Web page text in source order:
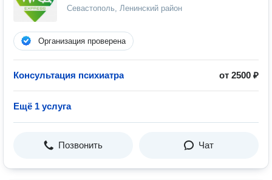
Севастополь, Ленинский район
Организация проверена
Консультация психиатра от 2500 ₽
Ещё 1 услуга
Позвонить Чат